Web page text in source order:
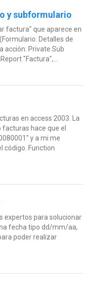
y subformulario
factura" que aparece en
Detalles de
acción: Private Sub
"Factura",...
en access 2003. La
facturas hace que el
y a mi me
código. Function
expertos para solucionar
fecha tipo dd/mm/aa,
poder realizar